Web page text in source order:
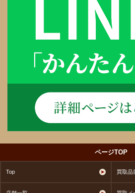
ページTOP
Top 買取品